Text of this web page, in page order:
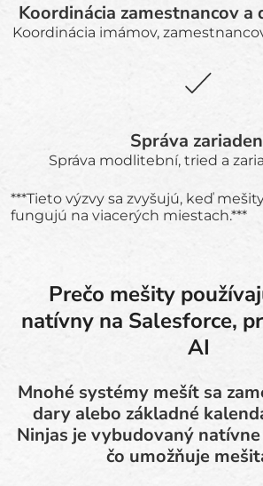
Koordinácia zamestnancov
Koordinácia imámov,
Správa
Správa modlitební, tried a
***Tieto výzvy sa zvyšujú, keď
fungujú na viacerých miestach.***
Prečo mešity
natívny na Salesforce,
AI
Mnohé systémy mešít sa
dary alebo základné
Ninjas je vybudovaný
čo umožňuje